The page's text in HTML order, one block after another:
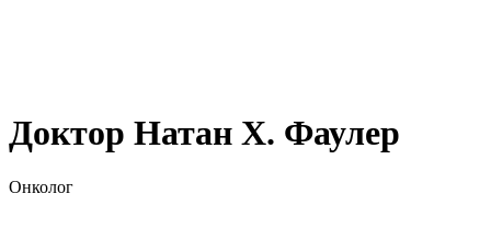
Доктор Натан Х. Фаулер
Онколог